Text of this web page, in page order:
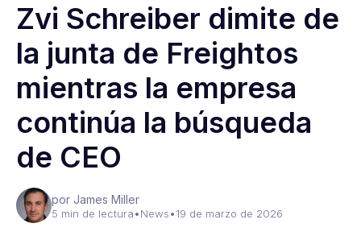
Zvi Schreiber dimite de
la junta de Freightos
mientras la empresa
continúa la búsqueda
de CEO
por James Miller
5 min de lectura•News•19 de marzo de 2026